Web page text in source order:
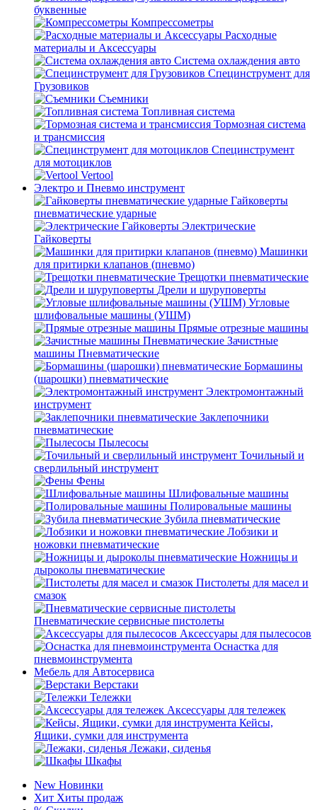
буквенные
Компрессометры
Расходные
материалы и Аксессуары
Система охлаждения авто
Специнструмент для
Грузовиков
Съемники
Топливная система
Тормозная система
и трансмиссия
Специнструмент
для мотоциклов
Vertool
Электро и Пневмо инструмент
Гайковерты
пневматические ударные
Электрические
Гайковерты
Машинки
для притирки клапанов (пневмо)
Трещотки пневматические
Дрели и шуруповерты
Угловые
шлифовальные машины (УШМ)
Прямые отрезные машины
Зачистные
машины Пневматические
Бормашины
(шарошки) пневматические
Электромонтажный
инструмент
Заклепочники
пневматические
Пылесосы
Точильный и
сверлильный инструмент
Фены
Шлифовальные машины
Полировальные машины
Зубила пневматические
Лобзики и
ножовки пневматические
Ножницы и
дыроколы пневматические
Пистолеты для масел и
смазок
Пневматические сервисные пистолеты
Аксессуары для пылесосов
Оснастка для
пневмоинструмента
Мебель для Автосервиса
Верстаки
Тележки
Аксессуары для тележек
Кейсы,
Ящики, сумки для инструмента
Лежаки, сиденья
Шкафы
New Новинки
Хит Хиты продаж